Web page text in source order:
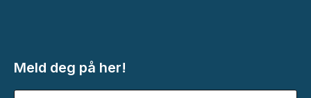
Meld deg på her!